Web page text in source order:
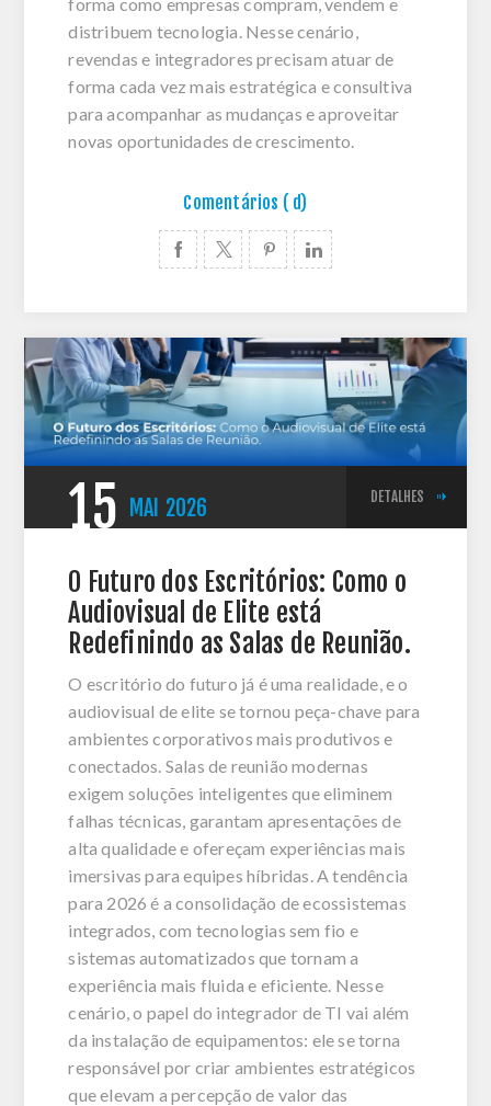
forma como empresas compram, vendem e
distribuem tecnologia. Nesse cenário,
revendas e integradores precisam atuar de
forma cada vez mais estratégica e consultiva
para acompanhar as mudanças e aproveitar
novas oportunidades de crescimento.
Comentários ( d)
15 MAI 2026 DETALHES
O Futuro dos Escritórios: Como o
Audiovisual de Elite está
Redefinindo as Salas de Reunião.
O escritório do futuro já é uma realidade, e o
audiovisual de elite se tornou peça-chave para
ambientes corporativos mais produtivos e
conectados. Salas de reunião modernas
exigem soluções inteligentes que eliminem
falhas técnicas, garantam apresentações de
alta qualidade e ofereçam experiências mais
imersivas para equipes híbridas. A tendência
para 2026 é a consolidação de ecossistemas
integrados, com tecnologias sem fio e
sistemas automatizados que tornam a
experiência mais fluida e eficiente. Nesse
cenário, o papel do integrador de TI vai além
da instalação de equipamentos: ele se torna
responsável por criar ambientes estratégicos
que elevam a percepção de valor das